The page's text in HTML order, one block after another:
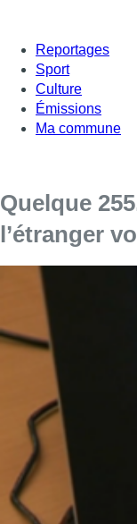
Reportages
Sport
Culture
Émissions
Ma commune
Quelque
l’étranger